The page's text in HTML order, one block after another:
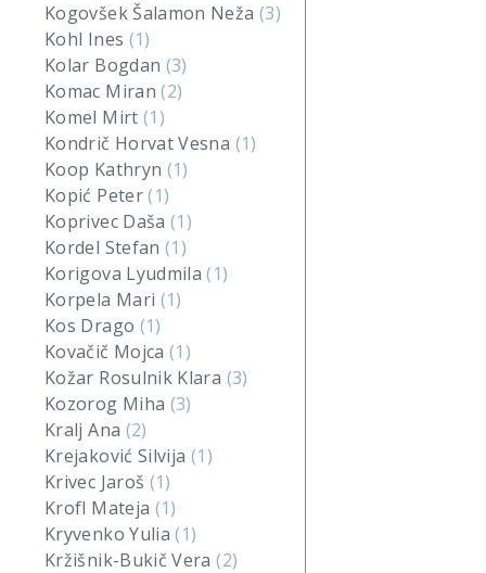
Kogovšek Šalamon Neža (3)
Kohl Ines (1)
Kolar Bogdan (3)
Komac Miran(2)
Komel Mirt (1)
Kondrič Horvat Vesna (1)
Koop Kathryn (1)
Kopić Peter(1)
Koprivec Daša(1)
Kordel Stefan(1)
Korigova Lyudmila(1)
Korpela Mari (1)
Kos Drago (1)
Kovačič Mojca(1)
Kožar Rosulnik Klara (3)
Kozorog Miha (3)
Kralj Ana (2)
Krejaković Silvija (1)
Krivec Jaroš (1)
Krofl Mateja (1)
Kryvenko Yulia(1)
Kržišnik-Bukič Vera(2)